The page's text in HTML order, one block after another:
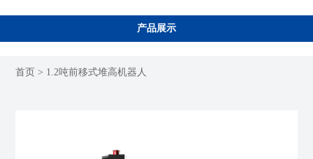
产品展示
首页 > 1.2吨前移式堆高机器人